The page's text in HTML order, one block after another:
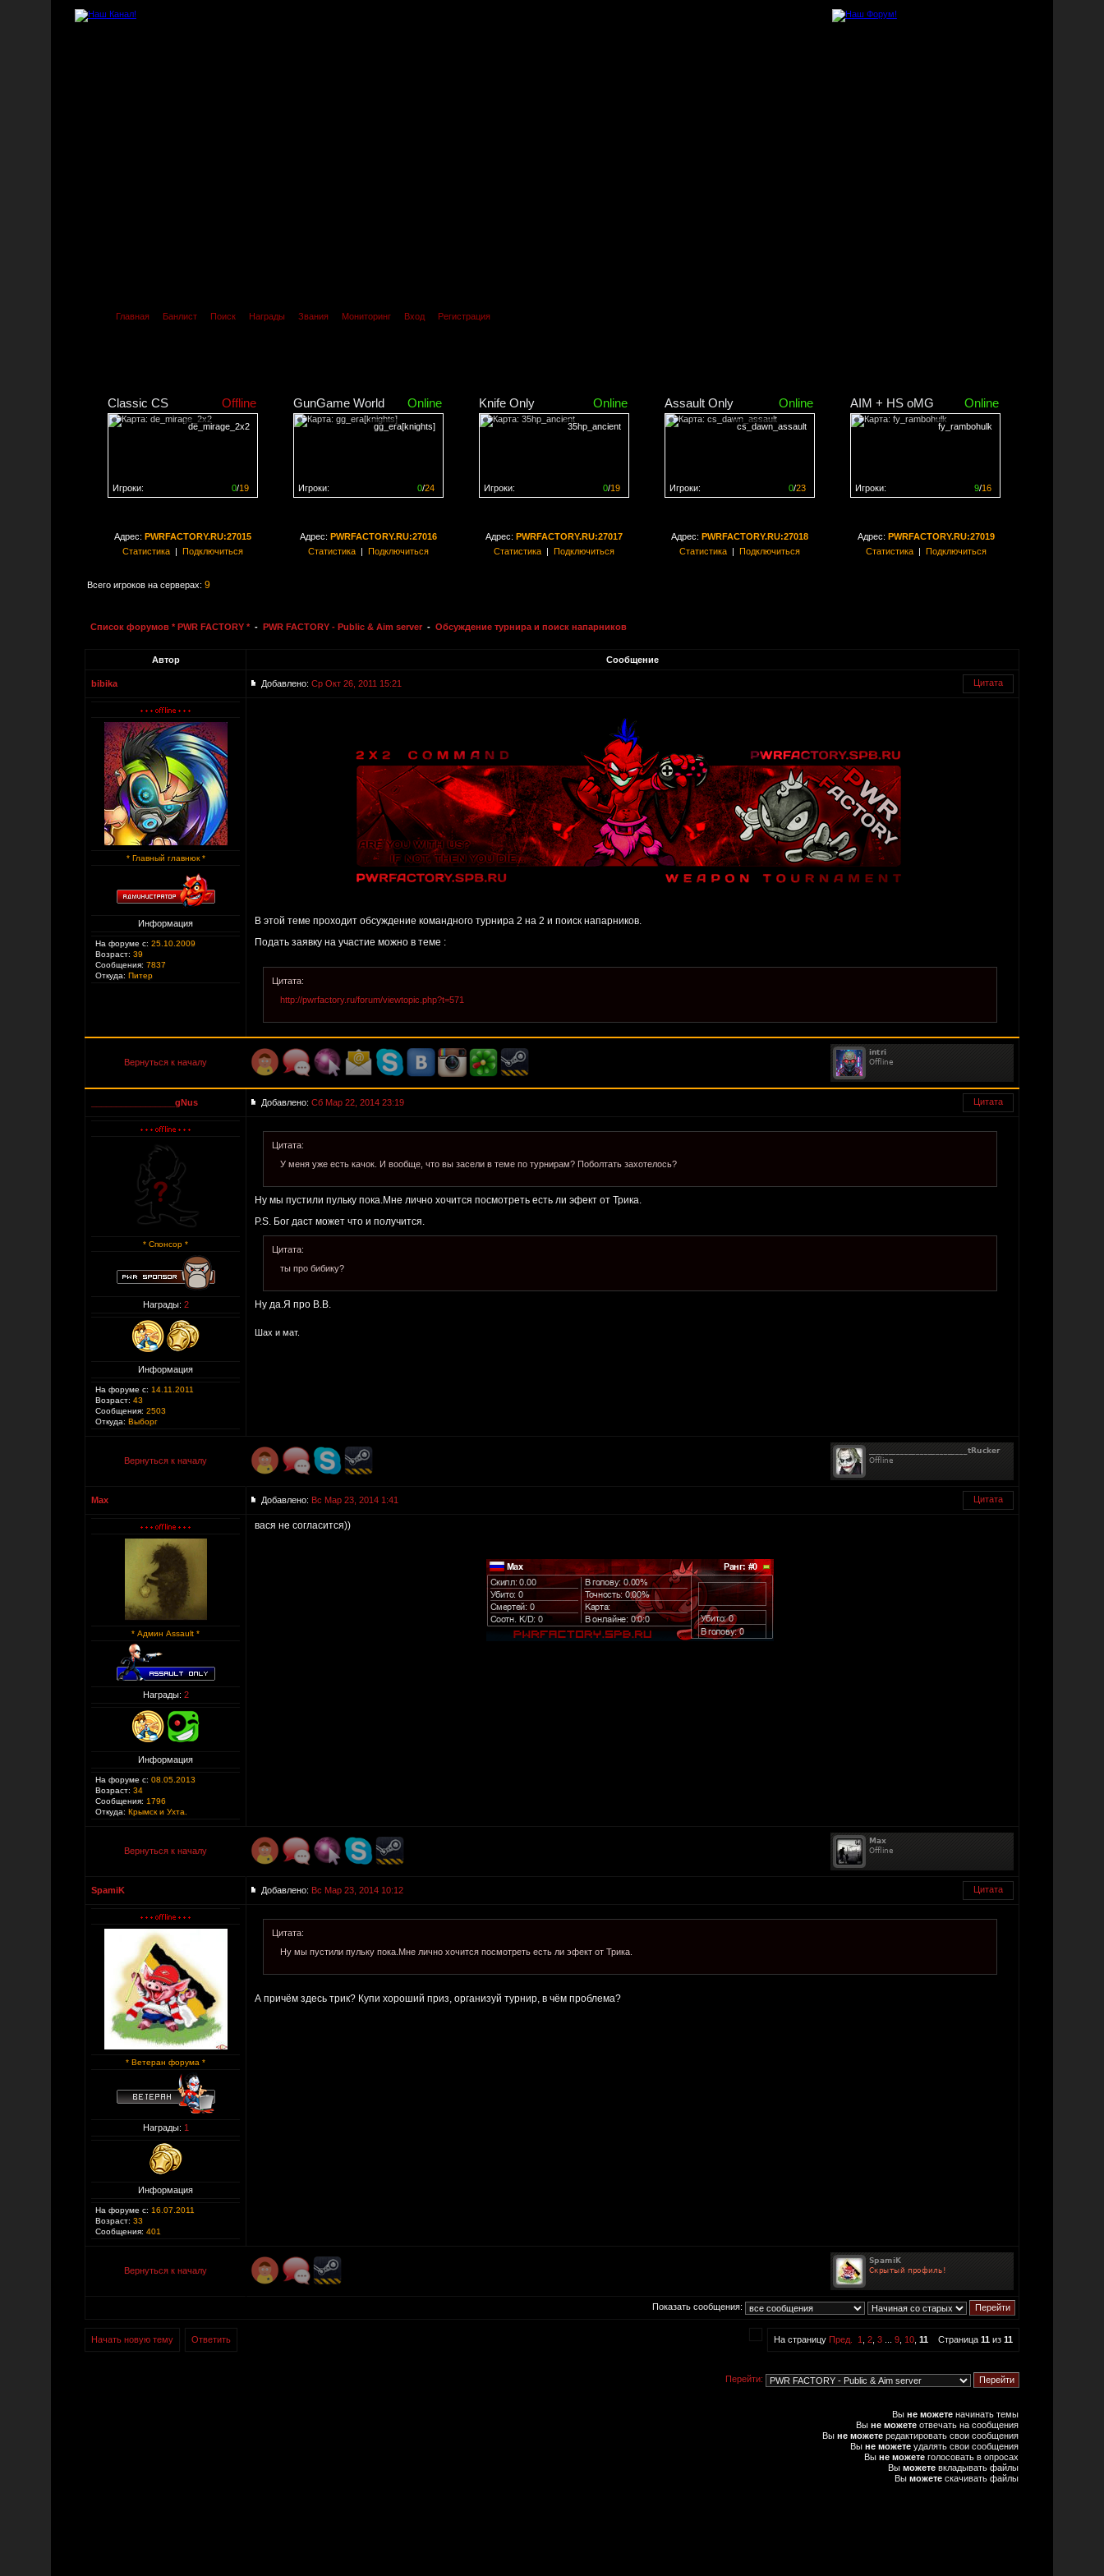
Главная Банлист Поиск Награды Звания Мониторинг Вход Регистрация
Classic CS Offline
de_mirage_2x2
0/19
Игроки:
GunGame World Online
gg_era[knights]
0/24
Игроки:
Knife Only Online
35hp_ancient
0/19
Игроки:
Assault Only Online
cs_dawn_assault
0/23
Игроки:
AIM + HS oMG Online
fy_rambohulk
9/16
Игроки:
Адрес: PWRFACTORY.RU:27015
Статистика| Подключиться
Адрес: PWRFACTORY.RU:27016
Статистика| Подключиться
Адрес: PWRFACTORY.RU:27017
Статистика| Подключиться
Адрес: PWRFACTORY.RU:27018
Статистика| Подключиться
Адрес: PWRFACTORY.RU:27019
Статистика| Подключиться
Всего игроков на серверах: 9
Список форумов * PWR FACTORY * - PWR FACTORY - Public & Aim server - Обсуждение турнира и поиск напарников
Автор Сообщение
bibika Добавлено: Ср Окт 26, 2011 15:21 Цитата
* Главный главнюк *
Информация
На форуме с: 25.10.2009
Возраст: 39
Сообщения: 7837
Откуда: Питер
В этой теме проходит обсуждение командного турнира 2 на 2 и поиск напарников.
Подать заявку на участие можно в теме :
Цитата:
http://pwrfactory.ru/forum/viewtopic.php?t=571
Вернуться к началу
_________________gNus Добавлено: Сб Мар 22, 2014 23:19 Цитата
* Спонсор *
Награды: 2
Информация
На форуме с: 14.11.2011
Возраст: 43
Сообщения: 2503
Откуда: Выборг
Цитата:
У меня уже есть качок. И вообще, что вы засели в теме по турнирам? Поболтать захотелось?
Ну мы пустили пульку пока.Мне лично хочится посмотреть есть ли эфект от Трика.
P.S. Бог даст может что и получится.
Цитата:
ты про бибику?
Ну да.Я про В.В.
Шах и мат.
Вернуться к началу
Max Добавлено: Вс Мар 23, 2014 1:41 Цитата
* Админ Assault *
Награды: 2
Информация
На форуме с: 08.05.2013
Возраст: 34
Сообщения: 1796
Откуда: Крымск и Ухта.
вася не согласится))
Вернуться к началу
SpamiK Добавлено: Вс Мар 23, 2014 10:12 Цитата
* Ветеран форума *
Награды: 1
Информация
На форуме с: 16.07.2011
Возраст: 33
Сообщения: 401
Цитата:
Ну мы пустили пульку пока.Мне лично хочится посмотреть есть ли эфект от Трика.
А причём здесь трик? Купи хороший приз, организуй турнир, в чём проблема?
Вернуться к началу
Показать сообщения:
На страницу Пред. 1 2 3 9 10 11 Страница 11 из 11
Начать новую тему Ответить
Перейти:
Вы не можете начинать темы
Вы не можете отвечать на сообщения
Вы не можете редактировать свои сообщения
Вы не можете удалять свои сообщения
Вы не можете голосовать в опросах
Вы можете вкладывать файлы
Вы можете скачивать файлы